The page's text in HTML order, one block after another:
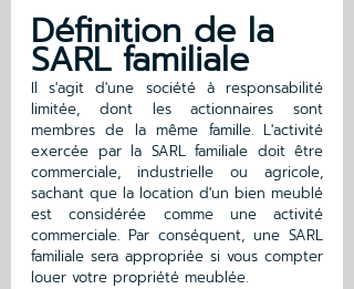
Définition de la
SARL familiale
Il s'agit d'une société à responsabilité
limitée, dont les actionnaires sont
membres de la même famille. L'activité
exercée par la SARL familiale doit être
commerciale, industrielle ou agricole,
sachant que la location d'un bien meublé
est considérée comme une activité
commerciale. Par conséquent, une SARL
familiale sera appropriée si vous compter
louer votre propriété meublée.